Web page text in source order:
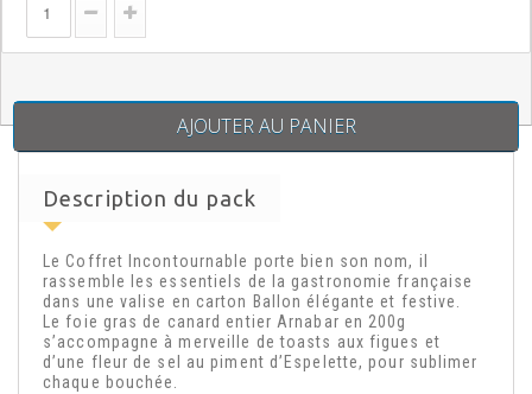
AJOUTER AU PANIER
Description du pack
Le Coffret Incontournable porte bien son nom, il
rassemble les essentiels de la gastronomie française
dans une valise en carton Ballon élégante et festive.
Le foie gras de canard entier Arnabar en 200g
s’accompagne à merveille de toasts aux figues et
d’une fleur de sel au piment d’Espelette, pour sublimer
chaque bouchée.